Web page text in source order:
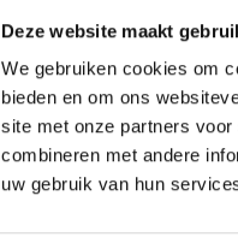
Deze website maakt
We gebruiken cookies om
bieden en om ons
site met onze partners
combineren met andere
uw gebruik van hun